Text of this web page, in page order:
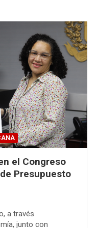
el Congreso
Presupuesto
a través
junto con